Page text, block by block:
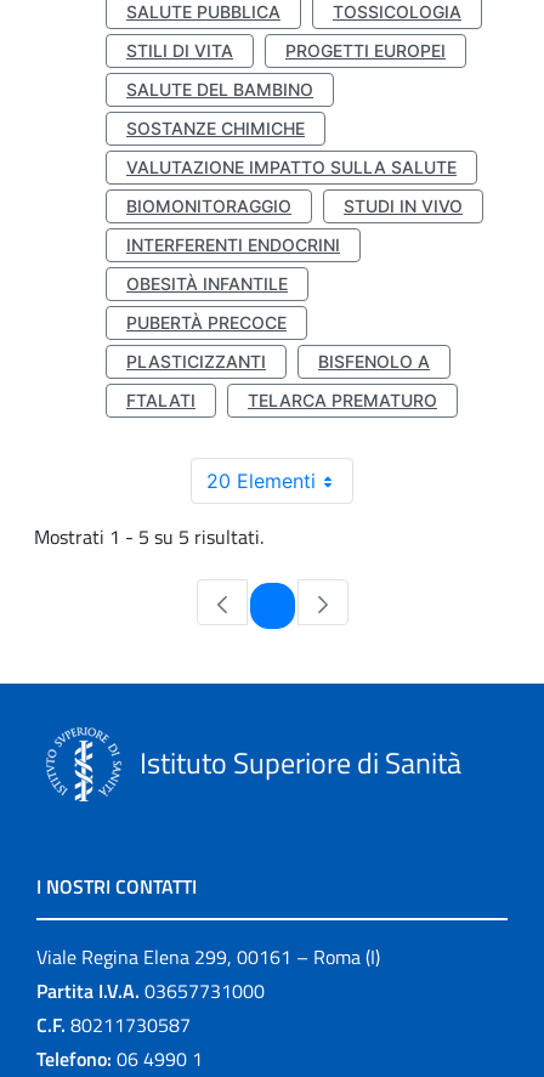
SALUTE PUBBLICA
TOSSICOLOGIA
STILI DI VITA
PROGETTI EUROPEI
SALUTE DEL BAMBINO
SOSTANZE CHIMICHE
VALUTAZIONE IMPATTO SULLA SALUTE
BIOMONITORAGGIO
STUDI IN VIVO
INTERFERENTI ENDOCRINI
OBESITÀ INFANTILE
PUBERTÀ PRECOCE
PLASTICIZZANTI
BISFENOLO A
FTALATI
TELARCA PREMATURO
20 Elementi
Mostrati 1 - 5 su 5 risultati.
Pagina
Istituto Superiore di Sanità
I NOSTRI CONTATTI
Viale Regina Elena 299, 00161 – Roma (I)
Partita I.V.A. 03657731000
C.F. 80211730587
Telefono: 06 4990 1